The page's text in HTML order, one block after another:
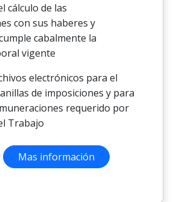
cálculo de las
con sus haberes y
cabalmente la
vigente
electrónicos para el
de imposiciones y para
requerido por
Trabajo
Mas información